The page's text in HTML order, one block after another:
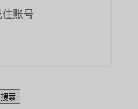
住账号
搜索